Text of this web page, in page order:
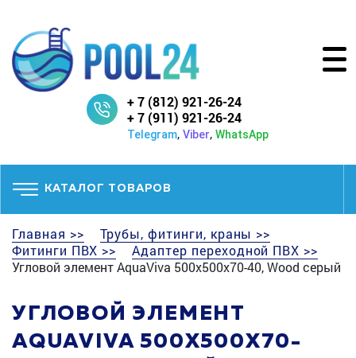
+ 7 (812) 921-26-24
+ 7 (911) 921-26-24
Telegram, Viber, WhatsApp
КАТАЛОГ ТОВАРОВ
Главная >>
Трубы, фитинги, краны >>
Фитинги ПВХ >>
Адаптер переходной ПВХ >>
Угловой элемент AquaViva 500х500х70-40, Wood серый
УГЛОВОЙ ЭЛЕМЕНТ
AQUAVIVA 500Х500Х70-